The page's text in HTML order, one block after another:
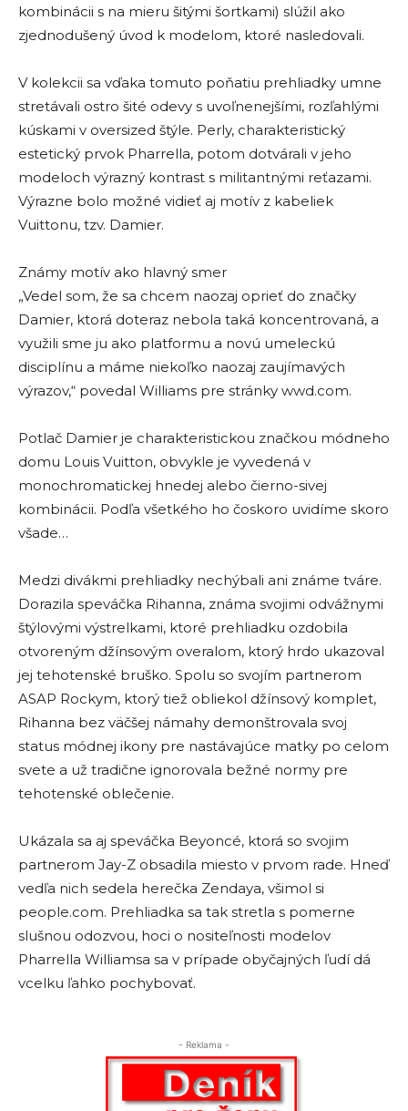
kombinácii s na mieru šitými šortkami) slúžil ako
zjednodušený úvod k modelom, ktoré nasledovali.
V kolekcii sa vďaka tomuto poňatiu prehliadky umne
stretávali ostro šité odevy s uvoľnenejšími, rozľahlými
kúskami v oversized štýle. Perly, charakteristický
estetický prvok Pharrella, potom dotvárali v jeho
modeloch výrazný kontrast s militantnými reťazami.
Výrazne bolo možné vidieť aj motív z kabeliek
Vuittonu, tzv. Damier.
Známy motív ako hlavný smer
„Vedel som, že sa chcem naozaj oprieť do značky
Damier, ktorá doteraz nebola taká koncentrovaná, a
využili sme ju ako platformu a novú umeleckú
disciplínu a máme niekoľko naozaj zaujímavých
výrazov,“ povedal Williams pre stránky wwd.com.
Potlač Damier je charakteristickou značkou módneho
domu Louis Vuitton, obvykle je vyvedená v
monochromatickej hnedej alebo čierno-sivej
kombinácii. Podľa všetkého ho čoskoro uvidíme skoro
všade…
Medzi divákmi prehliadky nechýbali ani známe tváre.
Dorazila speváčka Rihanna, známa svojimi odvážnymi
štýlovými výstrelkami, ktoré prehliadku ozdobila
otvoreným džínsovým overalom, ktorý hrdo ukazoval
jej tehotenské bruško. Spolu so svojím partnerom
ASAP Rockym, ktorý tiež obliekol džínsový komplet,
Rihanna bez väčšej námahy demonštrovala svoj
status módnej ikony pre nastávajúce matky po celom
svete a už tradične ignorovala bežné normy pre
tehotenské oblečenie.
Ukázala sa aj speváčka Beyoncé, ktorá so svojim
partnerom Jay-Z obsadila miesto v prvom rade. Hneď
vedľa nich sedela herečka Zendaya, všimol si
people.com. Prehliadka sa tak stretla s pomerne
slušnou odozvou, hoci o nositeľnosti modelov
Pharrella Williamsa sa v prípade obyčajných ľudí dá
vcelku ľahko pochybovať.
- Reklama -